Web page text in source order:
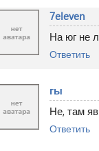
7eleven
На юг не
Ответить
гы
Не, там
Ответить